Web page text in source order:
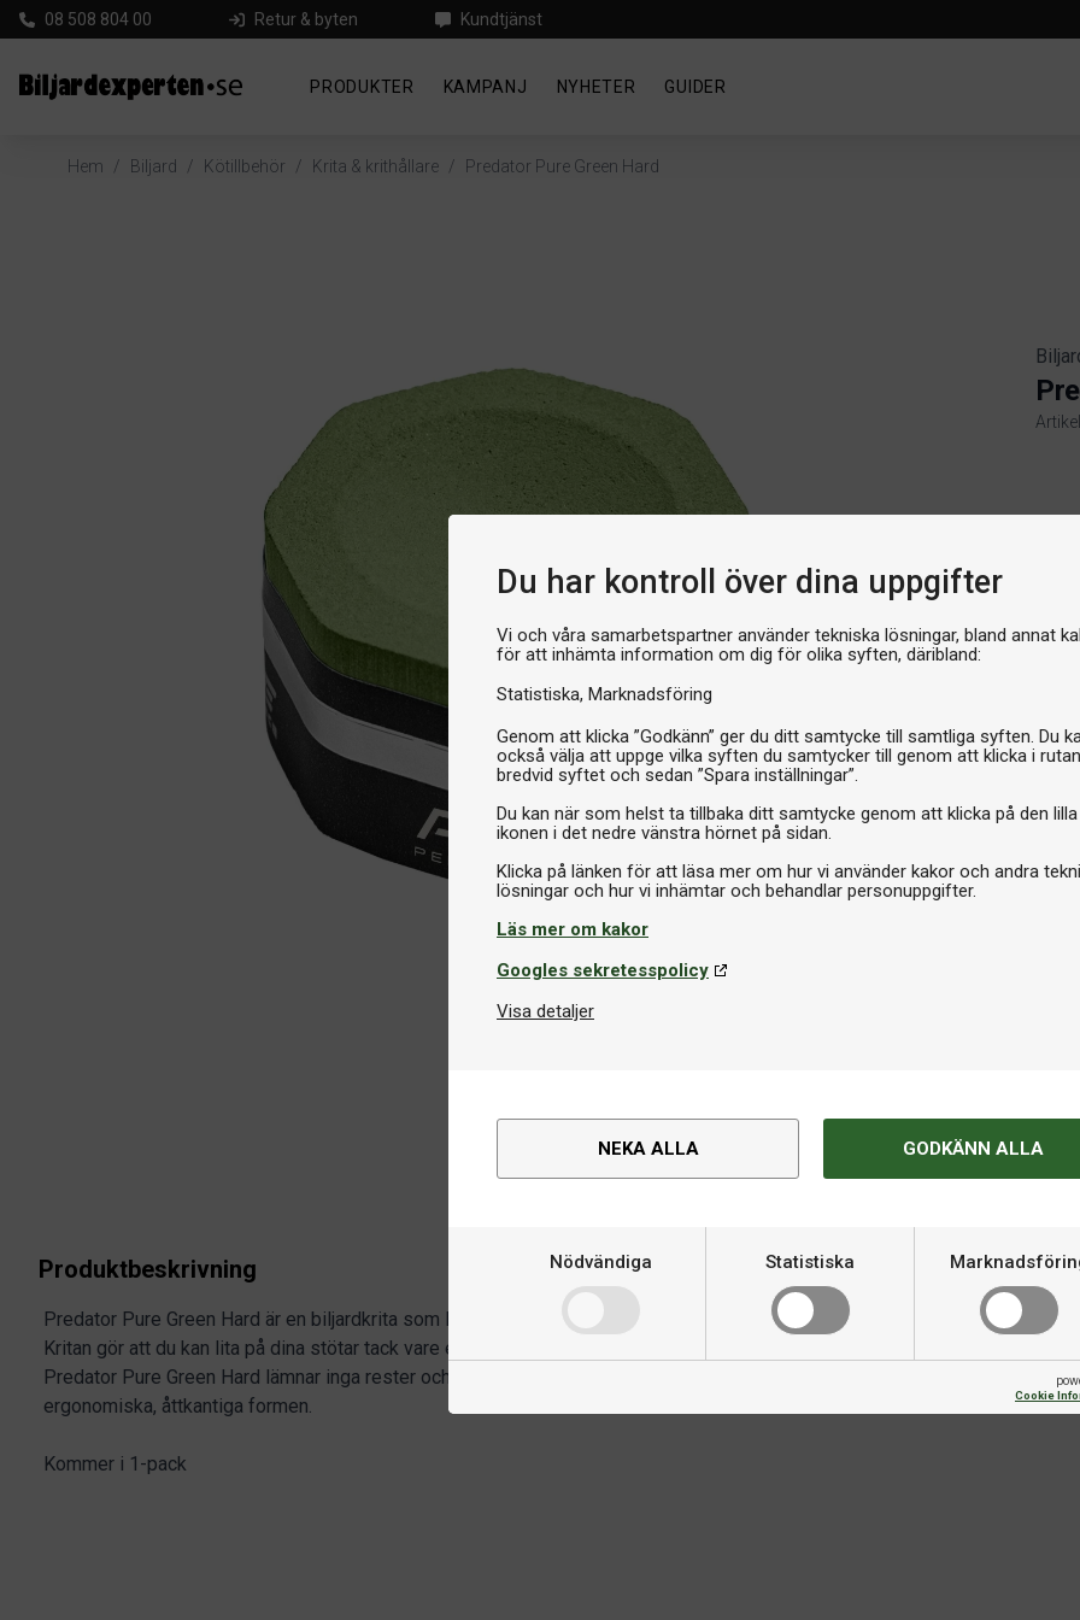
Du har kontroll över dina uppgifter
Vi och våra samarbetspartner använder tekniska lösningar, bland annat
för att inhämta information om dig för olika syften, däribland:
Statistiska Marknadsföring
Genom att klicka ”Godkänn” ger du ditt samtycke till samtliga syften. Du
också välja att uppge vilka syften du samtycker till genom att klicka i rutan
bredvid syftet och sedan ”Spara inställningar”.
Du kan när som helst ta tillbaka ditt samtycke genom att klicka på den lilla
ikonen i det nedre vänstra hörnet på sidan.
Klicka på länken för att läsa mer om hur vi använder kakor och andra
Läs mer om kakor
Googles sekretesspolicy
Visa detaljer
NEKA ALLA GODKÄNN ALLA
Nödvändiga Statistiska
Cookie
08 508 804 00 Retur & byten Kundtjänst
PRODUKTER KAMPANJ NYHETER GUIDER
Hem / Biljard / Kötillbehör / Krita & krithållare / Predator Pure Green Hard
Produktbeskrivning
Predator Pure Green Hard är en biljardkrita som levererar konsekvent prestanda varje gång.
Kritan gör att du kan lita på dina stötar tack vare ett bättre grepp, skruv och täckning.
Predator Pure Green Hard lämnar inga rester och ger ett enkelt grepp tack vare den
ergonomiska, åttkantiga formen.
Kommer i 1-pack
Om produkten
Varumärke